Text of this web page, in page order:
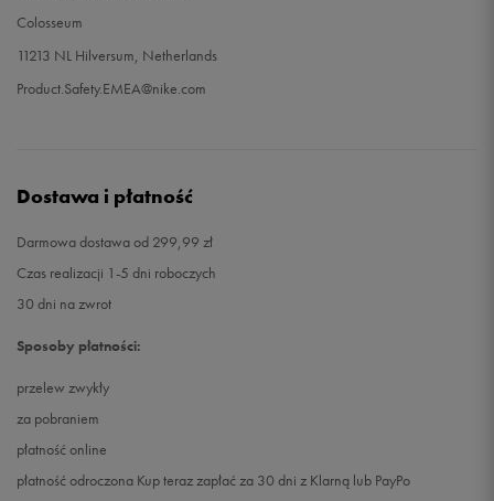
Colosseum
11213 NL Hilversum, Netherlands
Product.Safety.EMEA@nike.com
Dostawa i płatność
Darmowa dostawa od 299,99 zł
Czas realizacji 1-5 dni roboczych
30 dni na zwrot
Sposoby płatności:
przelew zwykły
za pobraniem
płatność online
płatność odroczona Kup teraz zapłać za 30 dni z Klarną lub PayPo